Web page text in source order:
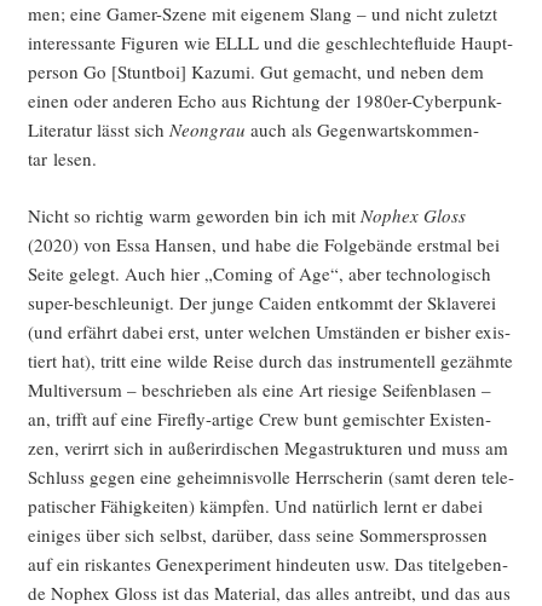
men; eine Gamer-Sze­ne mit eige­nem Slang – und nicht zuletzt
inter­es­san­te Figu­ren wie ELLL und die geschlech­te­flui­de Haupt­
per­son Go [Stunt­boi] Kazu­mi. Gut gemacht, und neben dem
einen oder ande­ren Echo aus Rich­tung der 1980er-Cyber­punk-
Lite­ra­tur lässt sich Neon­grau auch als Gegen­warts­kom­men­
tar lesen.
Nicht so rich­tig warm gewor­den bin ich mit Nophex Gloss
(2020) von Essa Han­sen, und habe die Fol­ge­bän­de erst­mal bei
Sei­te gelegt. Auch hier „Coming of Age“, aber tech­no­lo­gisch
super-beschleu­nigt. Der jun­ge Cai­den ent­kommt der Skla­ve­rei
(und erfährt dabei erst, unter wel­chen Umstän­den er bis­her exis­
tiert hat), tritt eine wil­de Rei­se durch das instru­men­tell gezähm­te
Mul­ti­ver­sum – beschrie­ben als eine Art rie­si­ge Sei­fen­bla­sen –
an, trifft auf eine Fire­fly-arti­ge Crew bunt gemisch­ter Exis­ten­
zen, ver­irrt sich in außer­ir­di­schen Mega­struk­tu­ren und muss am
Schluss gegen eine geheim­nis­vol­le Herr­sche­rin (samt deren tele­
pa­ti­scher Fähig­kei­ten) kämp­fen. Und natür­lich lernt er dabei
eini­ges über sich selbst, dar­über, dass sei­ne Som­mer­spros­sen
auf ein ris­kan­tes Gen­ex­pe­ri­ment hin­deu­ten usw. Das titel­ge­ben­
de Nophex Gloss ist das Mate­ri­al, das alles antreibt, und das aus